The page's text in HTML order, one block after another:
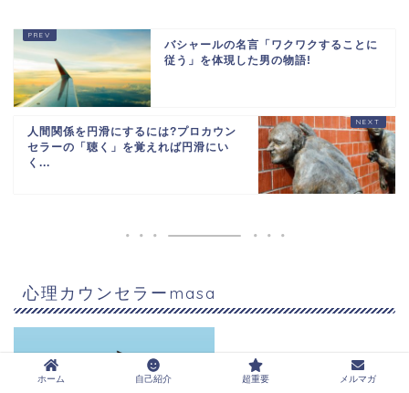
バシャールの名言「ワクワクすることに
従う」を体現した男の物語!
人間関係を円滑にするには?プロカウン
セラーの「聴く」を覚えれば円滑にい
く...
心理カウンセラーmasa
ホーム 自己紹介 超重要 メルマガ